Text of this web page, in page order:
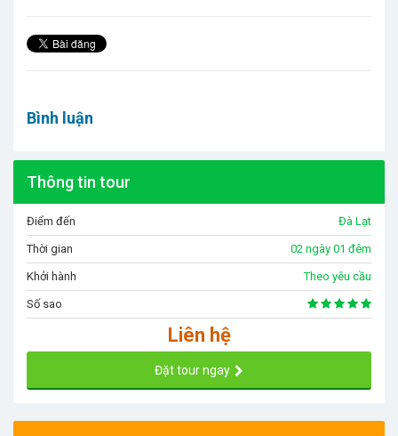
Bình luận
Thông tin tour
Điểm đến Đà Lạt
Thời gian 02 ngày 01 đêm
Khởi hành Theo yêu cầu
Số sao
Liên hệ
Đặt tour ngay